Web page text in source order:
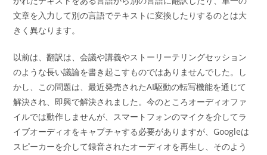
文章を入力して別の言語でテキストに変換したりするのとは大
きく異なります。
以前は、翻訳は、会議や講義やストーリーテリングセッション
のような長い議論を書き起こすものではありませんでした。し
かし、この問題は、最近発売されたAI駆動の転写機能を通じて
解決され、即興で解決されました。今のところオーディオファ
イルでは動作しませんが、スマートフォンのマイクを介してラ
イブオーディオをキャプチャする必要がありますが、Googleは
スピーカーを介して録音されたオーディオを再生し、そのよう